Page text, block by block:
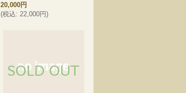
20,000円
(税込: 22,000円)